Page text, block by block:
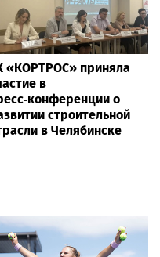
«КОРТРОС» приняла
в
о
строительной
в Челябинске